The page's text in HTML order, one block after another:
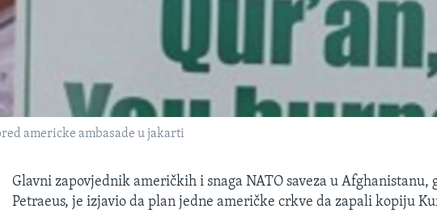
americke ambasade u jakarti
Glavni zapovjednik američkih i snaga NATO saveza u Afghanistanu,
Petraeus, je izjavio da plan jedne američke crkve da zapali kopiju